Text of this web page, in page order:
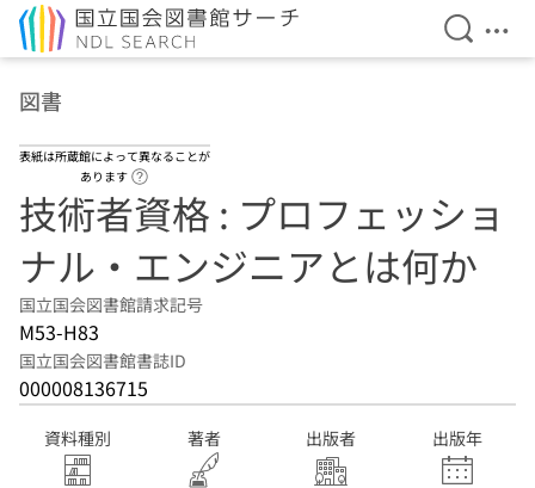
検索を
メ
図書
表紙は所蔵館によって異なることが
あります
技術者資格 : プロフェッショ
ナル・エンジニアとは何か
国立国会図書館請求記号
M53-H83
国立国会図書館書誌ID
000008136715
資料種別 著者 出版者 出版年